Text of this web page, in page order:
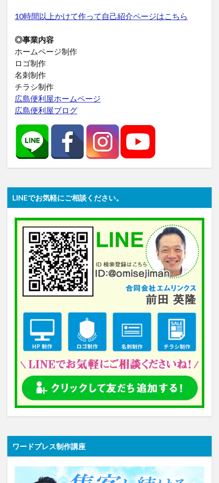
10時間以上かけて作って自己紹介ページはこちら
◎事業内容
ホームページ制作
ロゴ制作
名刺制作
チラシ制作
広島便利屋ホームページ
広島便利屋ブログ
LINEでお気軽にご相談ください。
ワードプレス制作講座